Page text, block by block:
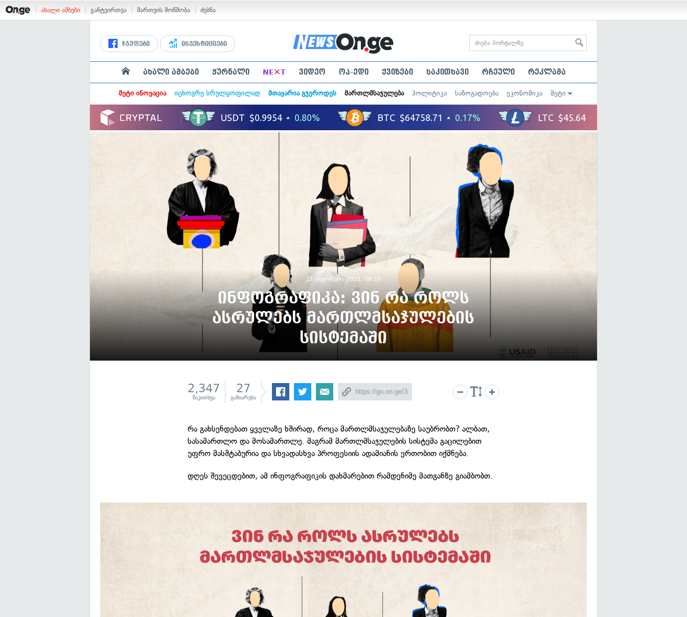
ახალი ამბები განტვირთვა მართვის მოწმობა ძებნა
ჯგუფები ინვესტიციები
ახალი ამბები ჟურნალი NE×T ვიდეო ოპ-ედი ქვიზები საკითხავი რჩეული რეკლამა
მეტი ინოვაცია იცხოვრე სრულყოფილად მთავარია გჯეროდეს მართლმსაჯულება პოლიტიკა საზოგადოება ეკონომიკა მეტი
23 ოქტომბერი 2023, 08:10
ინფოგრაფიკა: ვინ რა როლს
ასრულებს მართლმსაჯულების
სისტემაში
2,347
წაკითხვა
27
გაზიარება
რა გახსენდებათ ყველაზე ხშირად, როცა მართლმსაჯულებაზე საუბრობთ? ალბათ,
სასამართლო და მოსამართლე. მაგრამ მართლმსაჯულების სისტემა გაცილებით
უფრო მასშტაბურია და სხვადასხვა პროფესიის ადამიანის ერთობით იქმნება.
დღეს შევეცდებით, ამ ინფოგრაფიკის დახმარებით რამდენიმე მათგანზე გიამბობთ.